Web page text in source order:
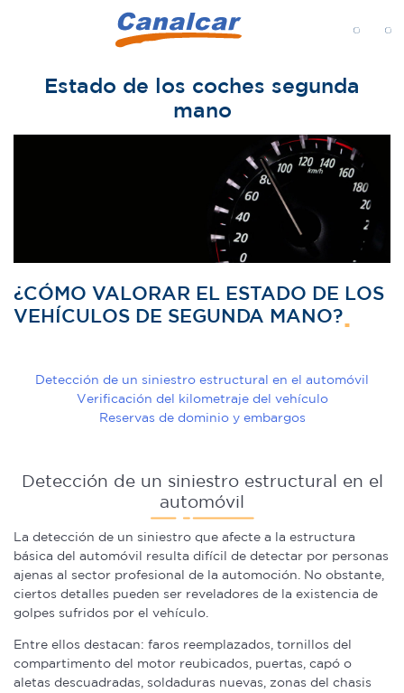
Estado de los coches segunda
mano
¿CÓMO VALORAR EL ESTADO DE LOS
VEHÍCULOS DE SEGUNDA MANO?
Detección de un siniestro estructural en el automóvil
Verificación del kilometraje del vehículo
Reservas de dominio y embargos
Detección de un siniestro estructural en el
automóvil
La detección de un siniestro que afecte a la estructura
básica del automóvil resulta difícil de detectar por personas
ajenas al sector profesional de la automoción. No obstante,
ciertos detalles pueden ser reveladores de la existencia de
golpes sufridos por el vehículo.
Entre ellos destacan: faros reemplazados, tornillos del
compartimento del motor reubicados, puertas, capó o
aletas descuadradas, soldaduras nuevas, zonas del chasis